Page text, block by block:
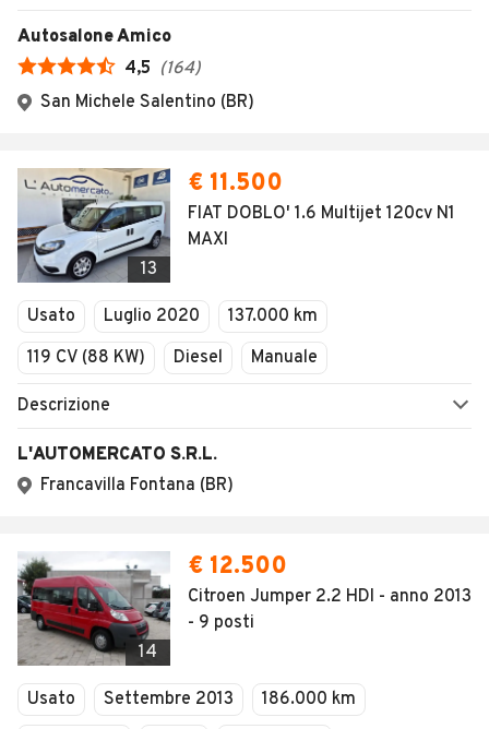
Autosalone Amico
4,5 (164)
San Michele Salentino (BR)
13
€ 11.500
FIAT DOBLO' 1.6 Multijet 120cv N1
MAXI
Usato Luglio 2020
137.000 km
119 CV (88 KW)
Diesel Manuale
Descrizione
L'AUTOMERCATO S.R.L.
Francavilla Fontana (BR)
14
€ 12.500
Citroen Jumper 2.2 HDI - anno 2013
- 9 posti
Usato Settembre 2013
186.000 km